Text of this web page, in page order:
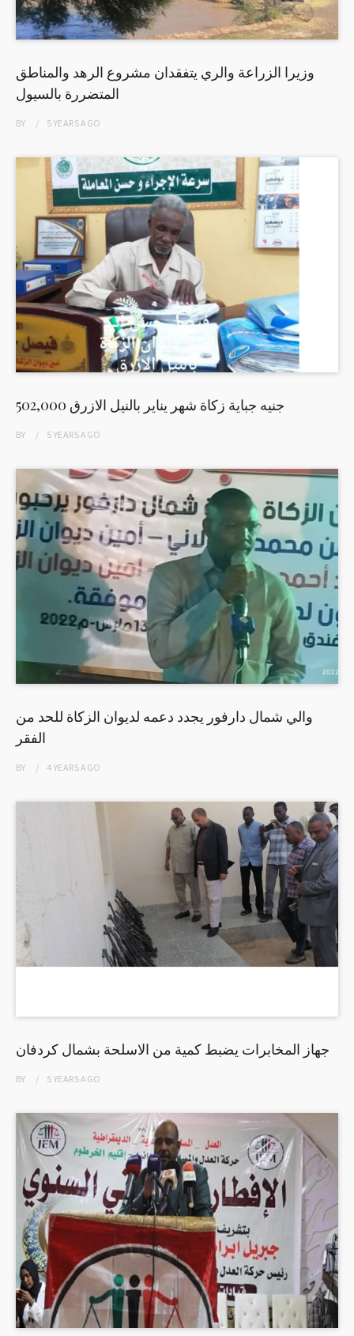
وزيرا الزراعة والري يتفقدان مشروع الرهد والمناطق
المتضررة بالسيول
BY 5 YEARSAGO
502,000 جنيه جباية زكاة شهر يناير بالنيل الازرق
BY 5 YEARSAGO
والي شمال دارفور يجدد دعمه لديوان الزكاة للحد من
الفقر
BY 4 YEARSAGO
BY 5 YEARSAGO